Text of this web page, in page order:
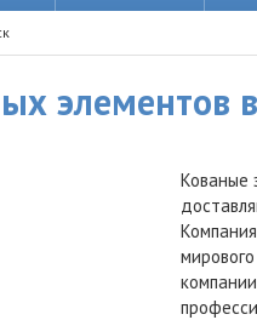
элементов
Кованые